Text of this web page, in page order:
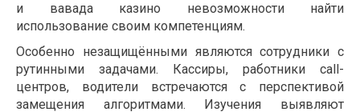
и вавада казино невозможности найти
использование своим компетенциям.
Особенно незащищёнными являются сотрудники с
рутинными задачами. Кассиры, работники call-
центров, водители встречаются с перспективой
замещения алгоритмами. Изучения выявляют